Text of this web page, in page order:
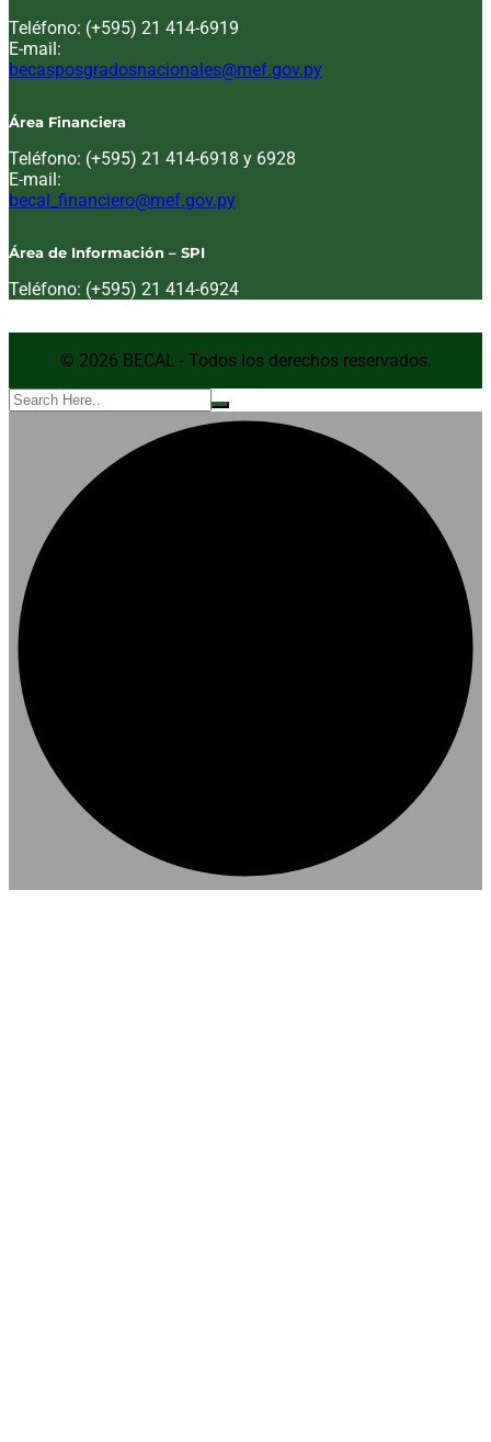
Teléfono: (+595) 21 414-6919
E-mail:
Email:
becasposgradosnacionales@mef.gov.py
Área Financiera
Teléfono: (+595) 21 414-6918 y 6928
E-mail:
Email:
becal_financiero@mef.gov.py
Área de Información – SPI
Teléfono: (+595) 21 414-6924
© 2026 BECAL - Todos los derechos reservados.